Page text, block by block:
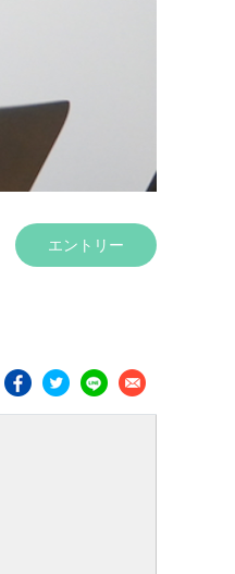
エントリー